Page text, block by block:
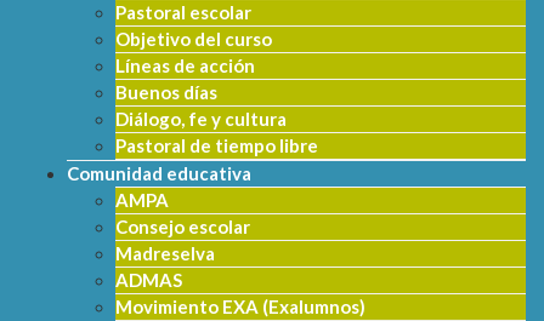
Pastoral escolar
Objetivo del curso
Líneas de acción
Buenos días
Diálogo, fe y cultura
Pastoral de tiempo libre
Comunidad educativa
AMPA
Consejo escolar
Madreselva
ADMAS
Movimiento EXA (Exalumnos)